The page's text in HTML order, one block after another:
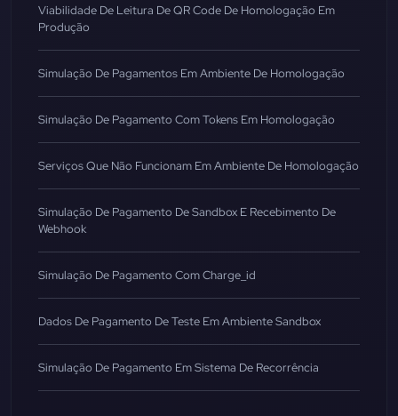
Viabilidade De Leitura De QR Code De Homologação Em
Produção
Simulação De Pagamentos Em Ambiente De Homologação
Simulação De Pagamento Com Tokens Em Homologação
Serviços Que Não Funcionam Em Ambiente De Homologação
Simulação De Pagamento De Sandbox E Recebimento De
Webhook
Simulação De Pagamento Com Charge_id
Dados De Pagamento De Teste Em Ambiente Sandbox
Simulação De Pagamento Em Sistema De Recorrência